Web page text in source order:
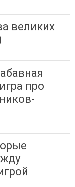
великих
про